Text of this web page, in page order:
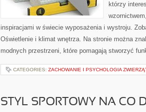
którzy
inspiracjami w świecie wyposażenia i wystroju.
Oświetlenie i klimat wnętrza. Na stronie można
modnych przestrzeni, które pomagają stworzyć
CATEGORIES: ZACHOWANIE I PSYCHOLOGIA
STYL SPORTOWY NA CO